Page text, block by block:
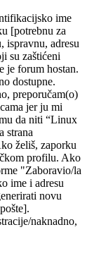
ime
[potrebnu za
ispravnu, adresu
su zaštićeni
je forum hostan.
dostupne.
preporučam(o)
jer ju mi
da niti “Linux
strana
želiš, zaporku
profilu. Ako
"Zaboravio/la
ime i adresu
novu
naknadno,